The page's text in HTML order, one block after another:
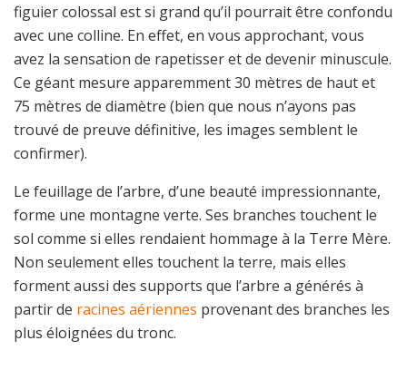
figuier colossal est si grand qu’il pourrait être confondu
avec une colline. En effet, en vous approchant, vous
avez la sensation de rapetisser et de devenir minuscule.
Ce géant mesure apparemment 30 mètres de haut et
75 mètres de diamètre (bien que nous n’ayons pas
trouvé de preuve définitive, les images semblent le
confirmer).
Le feuillage de l’arbre, d’une beauté impressionnante,
forme une montagne verte. Ses branches touchent le
sol comme si elles rendaient hommage à la Terre Mère.
Non seulement elles touchent la terre, mais elles
forment aussi des supports que l’arbre a générés à
partir de racines aériennes provenant des branches les
plus éloignées du tronc.